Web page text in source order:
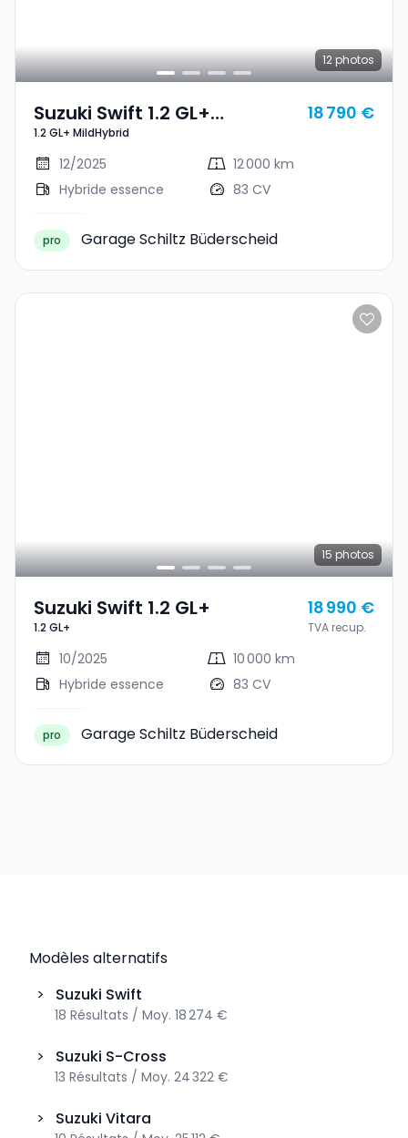
12 photos
Suzuki Swift 1.2 GL+
MildHybrid
1.2 GL+ MildHybrid
18 790 €
12/2025
12 000 km
Hybride essence
83 CV
pro Garage Schiltz Büderscheid
15 photos
Suzuki Swift 1.2 GL+
1.2 GL+
18 990 €
TVA recup.
10/2025
10 000 km
Hybride essence
83 CV
pro Garage Schiltz Büderscheid
Modèles alternatifs
>
Suzuki Swift
18 Résultats / Moy. 18 274 €
> Suzuki S-Cross
13 Résultats / Moy. 24 322 €
> Suzuki Vitara